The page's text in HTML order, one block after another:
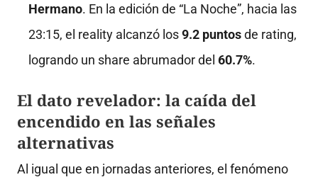
Hermano. En la edición de “La Noche”, hacia las
23:15, el reality alcanzó los9.2 puntosde rating,
logrando un share abrumador del 60.7%.
El dato revelador: la caída del
encendido en las señales
alternativas
Al igual que en jornadas anteriores, el fenómeno